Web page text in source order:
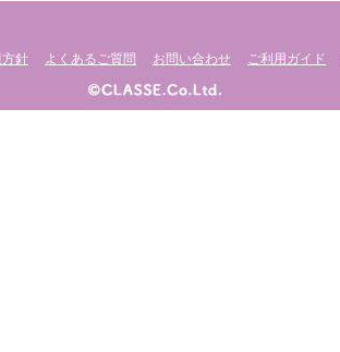
針 よくあるご質問 お問い合わせ ご利用ガイド